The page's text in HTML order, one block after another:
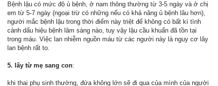
Bệnh lậu có mức độ ủ bệnh, ở nam thông thường từ 3-5 ngày và ở chị
em từ 5-7 ngày (ngoại trừ có những nếu có khả năng ủ bệnh lâu hơn),
người mắc bệnh lậu trong thời điểm này triệt để không có bất kì tình
cảnh dấu hiệu bệnh lâm sàng nào, tuy vậy lậu cầu khuẩn đã tồn tại
trong máu. Việc lan nhiễm nguồn máu từ các người này là nguy cơ lây
lan bệnh rất to.
5. lây từ mẹ sang con:
khi thai phụ sinh thường, đứa không lớn sẽ đi qua của mình của người